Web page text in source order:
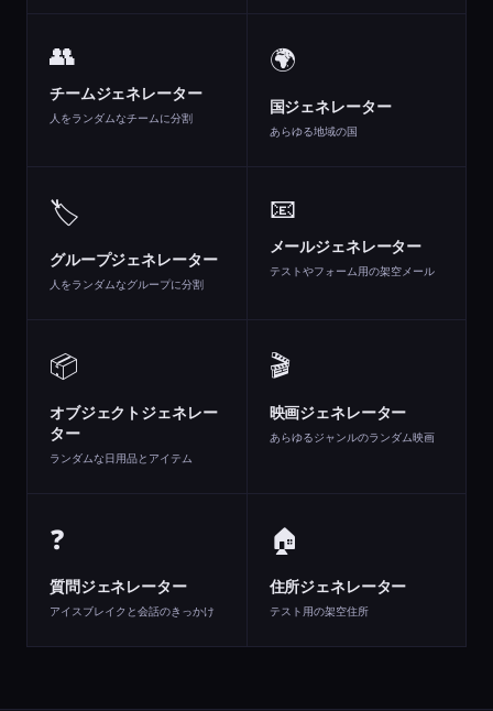
👥
チームジェネレーター
人をランダムなチームに分割
🌍
国ジェネレーター
あらゆる地域の国
🏷️
グループジェネレーター
人をランダムなグループに分割
📧
メールジェネレーター
テストやフォーム用の架空メール
📦
オブジェクトジェネレー
ター
ランダムな日用品とアイテム
🎬
映画ジェネレーター
あらゆるジャンルのランダム映画
❓
質問ジェネレーター
アイスブレイクと会話のきっかけ
🏠
住所ジェネレーター
テスト用の架空住所